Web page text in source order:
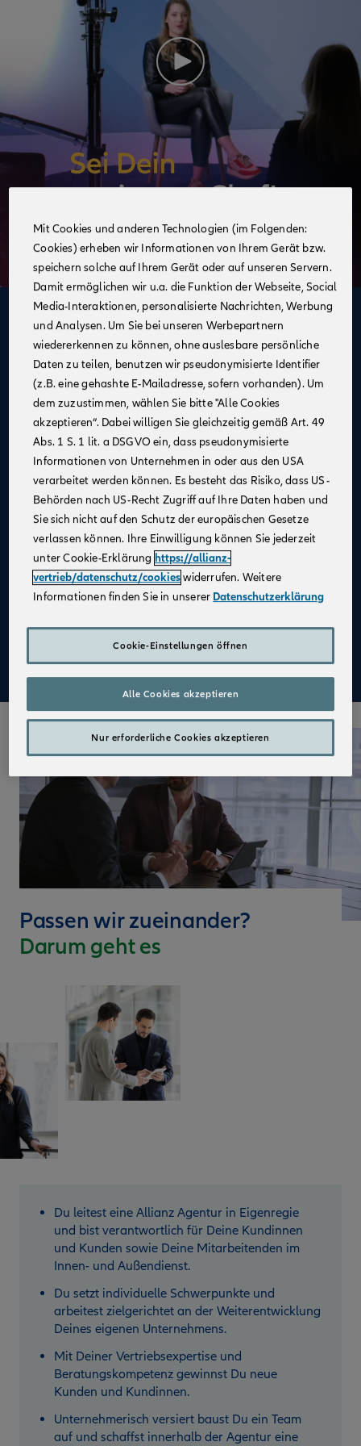
Deine Vorteile
im Vertrieb der Allianz
Allianz alsstarker Partnerundstarke Marke
Businesspläne mitErfolgsgarantie
Unterstützung bei derUnternehmensgründung
Bestehender Kundenstamm
Qualifizierte Weiterbildung
Attraktive Verdienstmöglichkeiten
Digitale Verkaufsinstrumente
KostenfreieUnterstützung durch
Fachspezialist:innen
Aufbau einerAltersvorsorge
Mehr zu Deinen Vorteilen im Vertrieb der Allianz
Passen wir zueinander?
Darum geht es
Du leitest eine Allianz Agentur in Eigenregie
und bist verantwortlich für Deine Kundinnen
und Kunden sowie Deine Mitarbeitenden im
Innen- und Außendienst.
Du setzt individuelle Schwerpunkte und
arbeitest zielgerichtet an der Weiterentwicklung
Deines eigenen Unternehmens.
Mit Deiner Vertriebsexpertise und
Beratungskompetenz gewinnst Du neue
Kunden und Kundinnen.
Unternehmerisch versiert baust Du ein Team
auf und schaffst innerhalb der Agentur eine
Mit Cookies und anderen Technologien (im Folgenden:
Cookies) erheben wir Informationen von Ihrem Gerät bzw.
speichern solche auf Ihrem Gerät oder auf unseren Servern.
Damit ermöglichen wir u.a. die Funktion der Webseite, Social
Media-Interaktionen, personalisierte Nachrichten, Werbung
und Analysen. Um Sie bei unseren Werbepartnern
wiedererkennen zu können, ohne auslesbare persönliche
Daten zu teilen, benutzen wir pseudonymisierte Identifier
(z.B. eine gehashte E-Mailadresse, sofern vorhanden). Um
dem zuzustimmen, wählen Sie bitte "Alle Cookies
akzeptieren“. Dabei willigen Sie gleichzeitig gemäß Art. 49
Abs. 1 S. 1 lit. a DSGVO ein, dass pseudonymisierte
Informationen von Unternehmen in oder aus den USA
verarbeitet werden können. Es besteht das Risiko, dass US-
Behörden nach US-Recht Zugriff auf Ihre Daten haben und
Sie sich nicht auf den Schutz der europäischen Gesetze
verlassen können. Ihre Einwilligung können Sie jederzeit
unter Cookie-Erklärung https://allianz-
vertrieb/datenschutz/cookieswiderrufen. Weitere
Informationen finden Sie in unserer Datenschutzerklärung
Cookie-Einstellungen öffnen
Nur erforderliche Cookies akzeptieren
Alle Cookies akzeptieren